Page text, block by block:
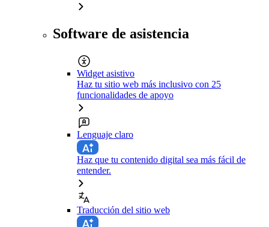
Software de asistencia
Widget asistivo
Haz tu sitio web más inclusivo con 25
funcionalidades de apoyo
Lenguaje claro
Haz que tu contenido digital sea más fácil de
entender.
Traducción del sitio web